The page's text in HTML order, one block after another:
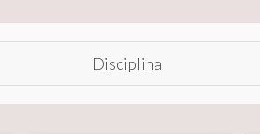
Disciplina